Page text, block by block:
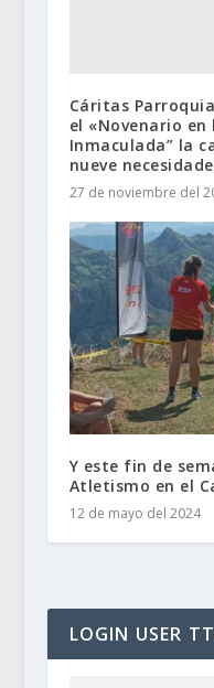
Cáritas
el «Novenario
Inmaculada” la
nueve
27 de noviembre del
Y este fin de
Atletismo en el
12 de mayo del 2024
LOGIN USER